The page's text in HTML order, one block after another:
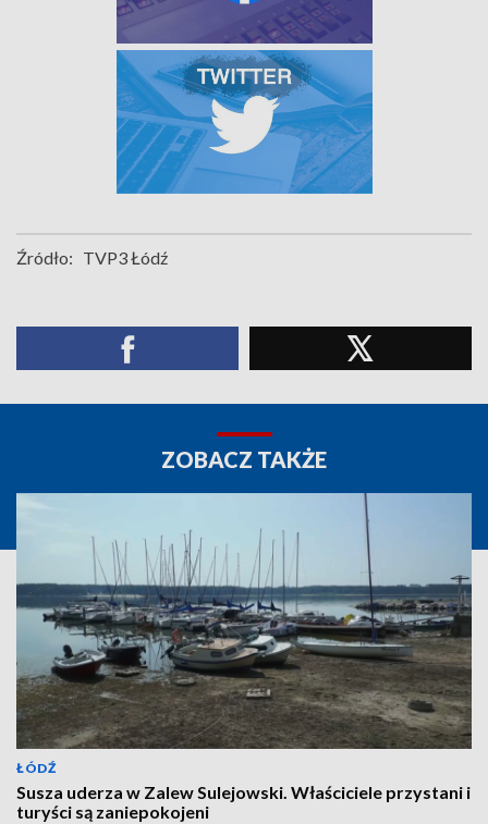
Źródło: TVP3 Łódź
ZOBACZ TAKŻE
ŁÓDŹ
Susza uderza w Zalew Sulejowski. Właściciele przystani i
turyści są zaniepokojeni